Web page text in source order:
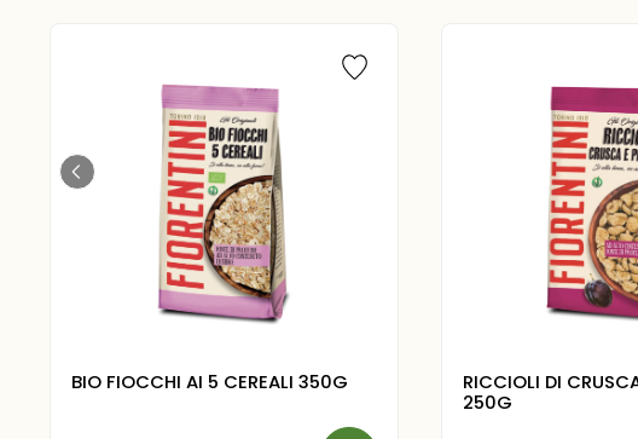
BIO FIOCCHI AI 5 CEREALI 350G
RICCIOLI DI
250G